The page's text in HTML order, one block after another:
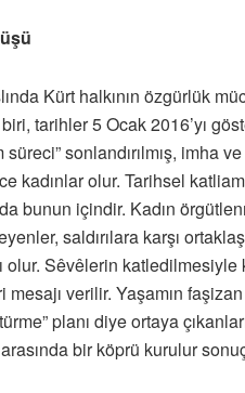
Kürt halkının özgürlük
tarihler 5 Ocak 2016’yı
süreci” sonlandırılmış,
kadınlar olur. Tarihsel
da bunun içindir. Kadın
saldırılara karşı
olur. Sêvêlerin katledilmesiyle
verilir. Yaşamın
planı diye ortaya
bir köprü kurulur